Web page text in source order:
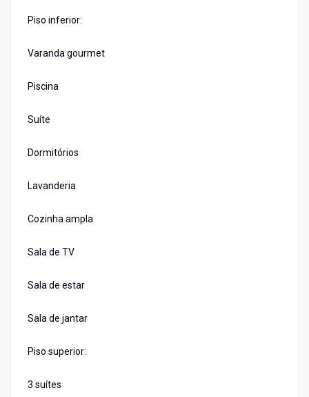
Piso inferior:
Varanda gourmet
Piscina
Suíte
Dormitórios
Lavanderia
Cozinha ampla
Sala de TV
Sala de estar
Sala de jantar
Piso superior:
3 suítes